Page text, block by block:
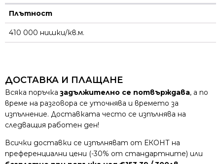
Плътност
410 000 нишки/кв.м.
ДОСТАВКА И ПЛАЩАНЕ
Всяка поръчказадължително се потвърждава, а по
време на разговора се уточнява и времето за
изпълнение. Доставката често се изпълнява на
следващия работен ден!
Всички доставки се изпълняват от ЕКОНТ на
преференциални цени (-30% от стандартните) или